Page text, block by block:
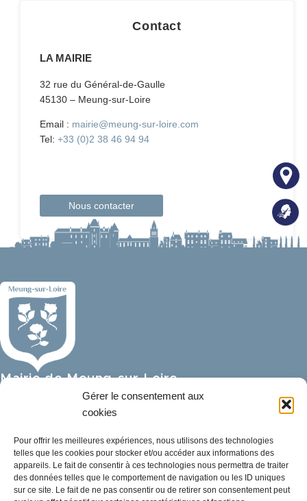
Gérer le consentement aux
cookies
Pour offrir les meilleures expériences, nous utilisons des technologies
telles que les cookies pour stocker et/ou accéder aux informations des
appareils. Le fait de consentir à ces technologies nous permettra de traiter
des données telles que le comportement de navigation ou les ID uniques
sur ce site. Le fait de ne pas consentir ou de retirer son consentement peut
Contact
LA MAIRIE
32 rue du Général-de-Gaulle
45130 – Meung-sur-Loire
Email : mairie@meung-sur-loire.com
Tel: +33 (0)2 38 46 94 94
Nous contacter
Mairie de Meung-sur-Loire
Mairie,
32 rue du Général de Gaulle,
02 38 46 94 94
mairie@meung-sur-loire.com